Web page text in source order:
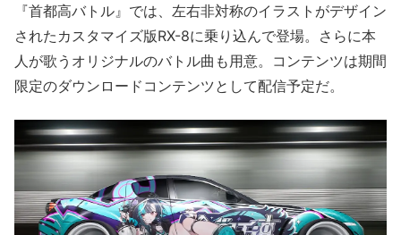
『首都高バトル』では、左右非対称のイラストがデザイン
されたカスタマイズ版RX-8に乗り込んで登場。さらに本
人が歌うオリジナルのバトル曲も用意。コンテンツは期間
限定のダウンロードコンテンツとして配信予定だ。